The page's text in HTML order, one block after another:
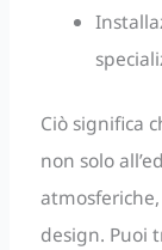
Ciò significa
non solo
design. Puoi